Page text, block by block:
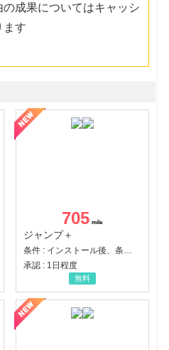
成果についてはキャッシ
ます
705
ジャンプ＋
条件 : インストール後、条件達成
承認 : 1日程度
無料